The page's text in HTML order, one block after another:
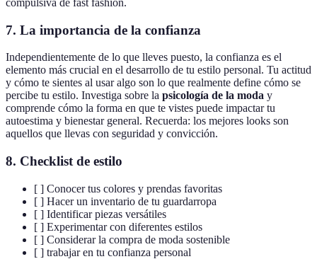
compulsiva de fast fashion.
7. La importancia de la confianza
Independientemente de lo que lleves puesto, la confianza es el
elemento más crucial en el desarrollo de tu estilo personal. Tu actitud
y cómo te sientes al usar algo son lo que realmente define cómo se
percibe tu estilo. Investiga sobre la psicología de la moda y
comprende cómo la forma en que te vistes puede impactar tu
autoestima y bienestar general. Recuerda: los mejores looks son
aquellos que llevas con seguridad y convicción.
8. Checklist de estilo
[ ] Conocer tus colores y prendas favoritas
[ ] Hacer un inventario de tu guardarropa
[ ] Identificar piezas versátiles
[ ] Experimentar con diferentes estilos
[ ] Considerar la compra de moda sostenible
[ ] trabajar en tu confianza personal